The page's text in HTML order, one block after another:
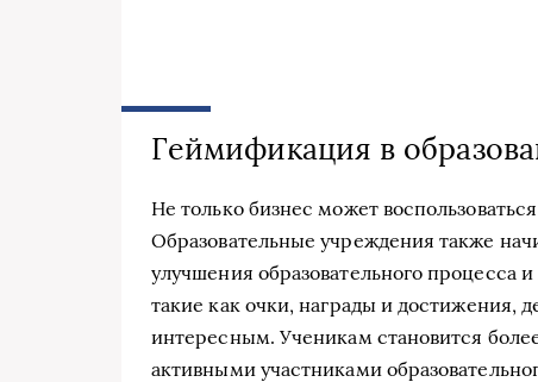
Геймификация в
Не только бизнес может
Образовательные учреждения также
улучшения образовательного
такие как очки, награды и достижения,
интересным. Ученикам становится
активными участниками